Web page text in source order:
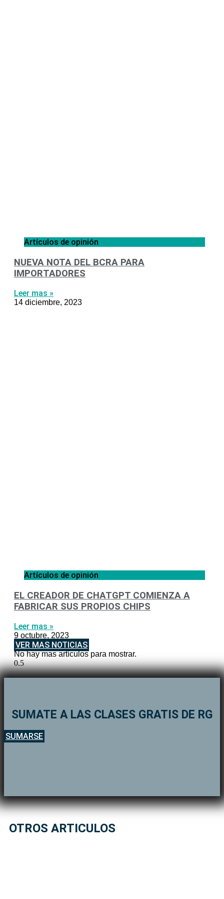
Artículos de opinión
NUEVA NOTA DEL BCRA PARA
IMPORTADORES
Leer mas »
14 diciembre, 2023
Artículos de opinión
EL CREADOR DE CHATGPT COMIENZA A
FABRICAR SUS PROPIOS CHIPS
Leer mas »
9 octubre, 2023
VER MAS NOTICIAS
No hay mas artículos para mostrar.
SUMATE A LAS CLASES GRATIS DE RG
SUMARSE
OTROS ARTICULOS